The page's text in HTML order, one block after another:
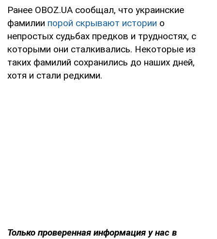
Ранее OBOZ.UA сообщал, что украинские
фамилии порой скрывают истории о
непростых судьбах предков и трудностях, с
которыми они сталкивались. Некоторые из
таких фамилий сохранились до наших дней,
хотя и стали редкими.
Только проверенная информация у нас в